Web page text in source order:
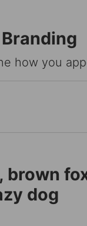
Branding
how you
brown
dog